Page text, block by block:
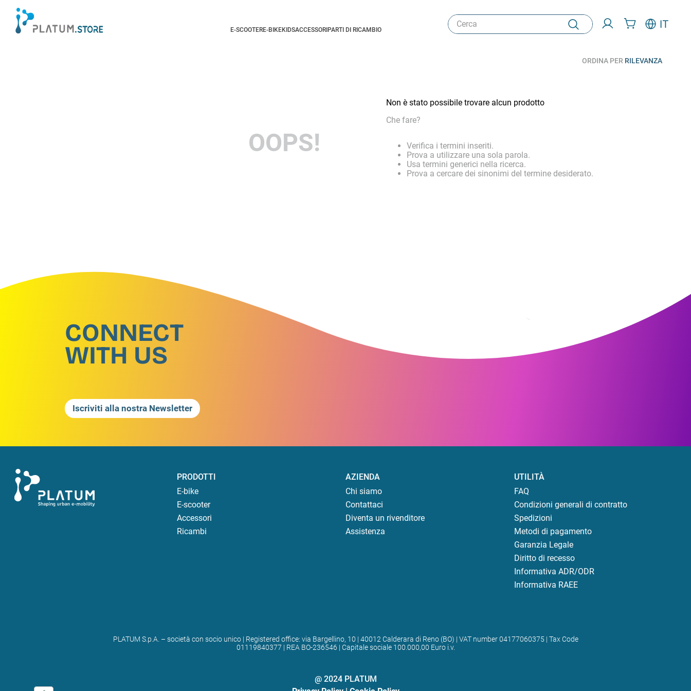
E-SCOOTERE-BIKEKIDSACCESSORI PARTI DI RICAMBIO
Cerca IT
ORDINA PER RILEVANZA
OOPS!
Non è stato possibile trovare alcun prodotto
Che fare?
Verifica i termini inseriti.
Prova a utilizzare una sola parola.
Usa termini generici nella ricerca.
Prova a cercare dei sinonimi del termine desiderato.
CONNECT
WITH US
Iscriviti alla nostra Newsletter
PRODOTTI
E-bike
E-scooter
Accessori
Ricambi
AZIENDA
Chi siamo
Contattaci
Diventa un rivenditore
Assistenza
UTILITÀ
FAQ
Condizioni generali di contratto
Spedizioni
Metodi di pagamento
Garanzia Legale
Diritto di recesso
Informativa ADR/ODR
Informativa RAEE
PLATUM S.p.A. – società con socio unico | Registered office: via Bargellino, 10 | 40012 Calderara di Reno (BO) | VAT number 04177060375 | Tax Code
01119840377 | REA BO-236546 | Capitale sociale 100.000,00 Euro i.v.
@ 2024 PLATUM